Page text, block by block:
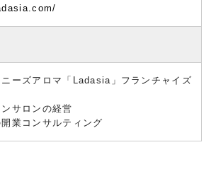
ニーズアロマ「Ladasia」フランチャイズ
サロンの経営
業コンサルティング